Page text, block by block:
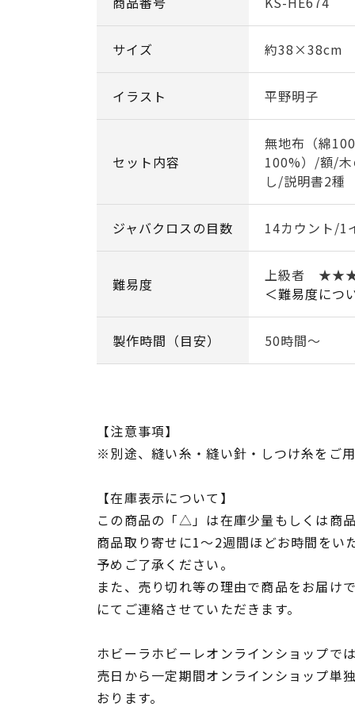
サイズ 約38×38cm
イラスト 平野明子
セット内容
無地布（綿
100%）/額/
し/説明書2種
ジャバクロスの目数 14カウント/
難易度
上級者
＜難易度につ
製作時間（目安） 50時間～
【注意事項】
※別途、縫い糸・縫い針・しつけ糸をご
【在庫表示について】
この商品の「△」は在庫少量もしくは商
商品取り寄せに1～2週間ほどお時間をい
予めご了承ください。
また、売り切れ等の理由で商品をお届け
にてご連絡させていただきます。
ホビーラホビーレオンラインショップで
売日から一定期間オンラインショップ単
おります。